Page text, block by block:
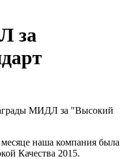
за
МИДЛ за "Высокий
наша компания была
Качества 2015.